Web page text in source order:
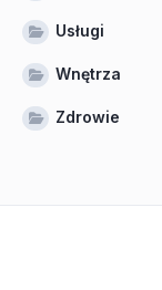
Usługi
Wnętrza
Zdrowie